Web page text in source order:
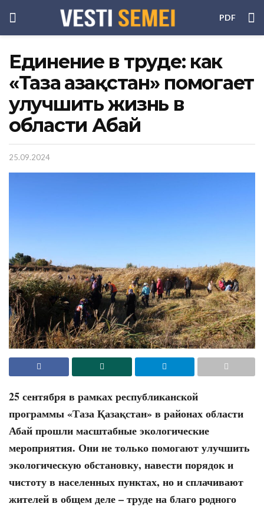
PDF
Единение в труде: как
«Таза Қазақстан» помогает
улучшить жизнь в
области Абай
25.09.2024
25 сентября в рамках республиканской
программы «Таза Қазақстан» в районах области
Абай прошли масштабные экологические
мероприятия. Они не только помогают улучшить
экологическую обстановку, навести порядок и
чистоту в населенных пунктах, но и сплачивают
жителей в общем деле – труде на благо родного